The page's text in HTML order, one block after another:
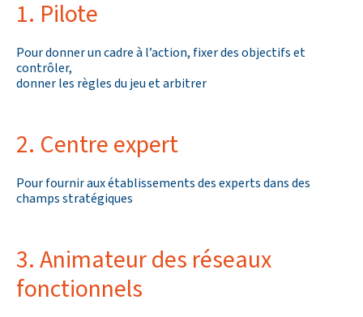
1. Pilote
Pour donner un cadre à l’action, fixer des objectifs et
contrôler,
donner les règles du jeu et arbitrer
2. Centre expert
Pour fournir aux établissements des experts dans des
champs stratégiques
3. Animateur des réseaux
fonctionnels